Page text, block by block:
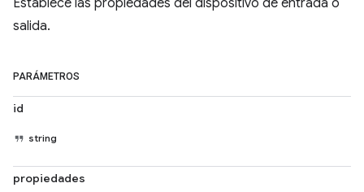
Establece las propiedades del dispositivo de entrada o
salida.
PARÁMETROS
id
string
propiedades